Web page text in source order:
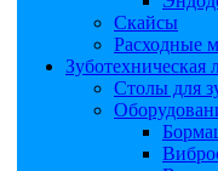
Скайсы
Расходные
Зуботехническая
Столы для